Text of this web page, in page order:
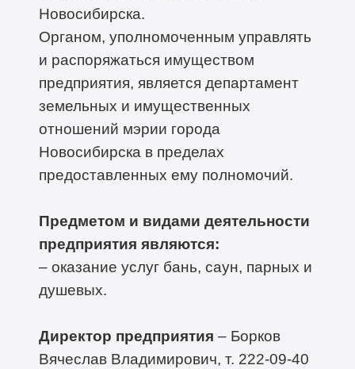
Новосибирска.
Органом, уполномоченным управлять
и распоряжаться имуществом
предприятия, является департамент
земельных и имущественных
отношений мэрии города
Новосибирска в пределах
предоставленных ему полномочий.
Предметом и видами деятельности
предприятия являются:
– оказание услуг бань, саун, парных и
душевых.
Директор предприятия – Борков
Вячеслав Владимирович, т. 222-09-40